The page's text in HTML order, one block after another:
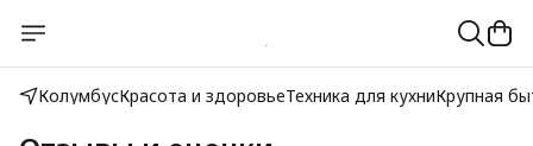
КолумбусКрасота и здоровьеТехника для кухниКрупная